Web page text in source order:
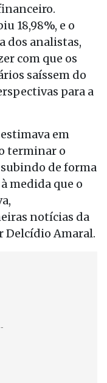
18,98%, e o
dos analistas,
com que os
saíssem do
para a
em
terminar o
de forma
medida que o
notícias da
Delcídio Amaral.